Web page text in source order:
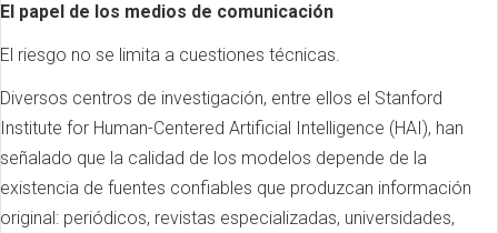
El papel de los medios de comunicación
El riesgo no se limita a cuestiones técnicas.
Diversos centros de investigación, entre ellos el Stanford
Institute for Human-Centered Artificial Intelligence (HAI), han
señalado que la calidad de los modelos depende de la
existencia de fuentes confiables que produzcan información
original: periódicos, revistas especializadas, universidades,